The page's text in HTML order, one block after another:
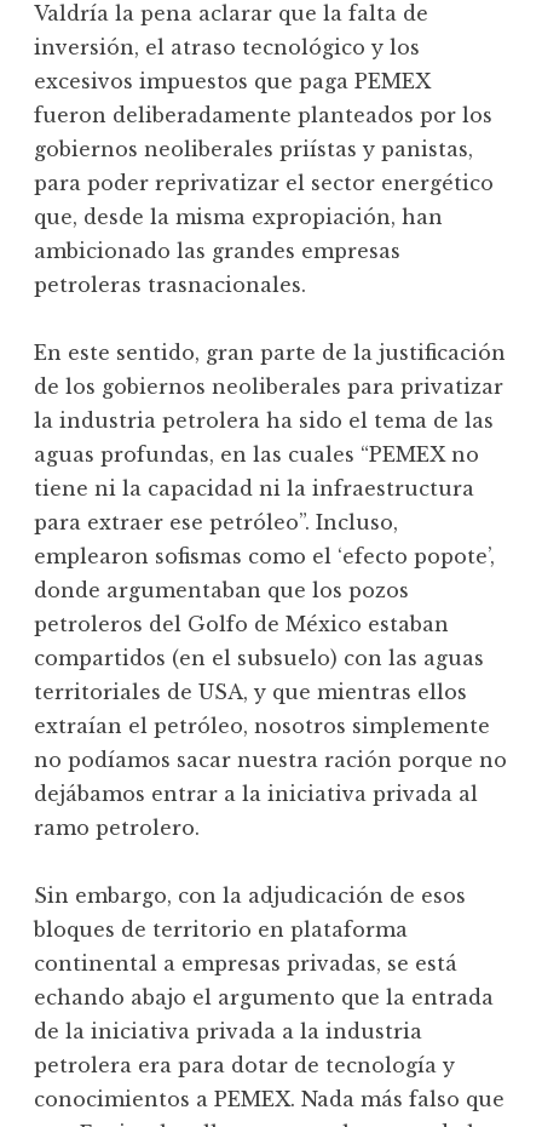
Valdría la pena aclarar que la falta de
inversión, el atraso tecnológico y los
excesivos impuestos que paga PEMEX
fueron deliberadamente planteados por los
gobiernos neoliberales priístas y panistas,
para poder reprivatizar el sector energético
que, desde la misma expropiación, han
ambicionado las grandes empresas
petroleras trasnacionales.
En este sentido, gran parte de la justificación
de los gobiernos neoliberales para privatizar
la industria petrolera ha sido el tema de las
aguas profundas, en las cuales “PEMEX no
tiene ni la capacidad ni la infraestructura
para extraer ese petróleo”. Incluso,
emplearon sofismas como el ‘efecto popote’,
donde argumentaban que los pozos
petroleros del Golfo de México estaban
compartidos (en el subsuelo) con las aguas
territoriales de USA, y que mientras ellos
extraían el petróleo, nosotros simplemente
no podíamos sacar nuestra ración porque no
dejábamos entrar a la iniciativa privada al
ramo petrolero.
Sin embargo, con la adjudicación de esos
bloques de territorio en plataforma
continental a empresas privadas, se está
echando abajo el argumento que la entrada
de la iniciativa privada a la industria
petrolera era para dotar de tecnología y
conocimientos a PEMEX. Nada más falso que